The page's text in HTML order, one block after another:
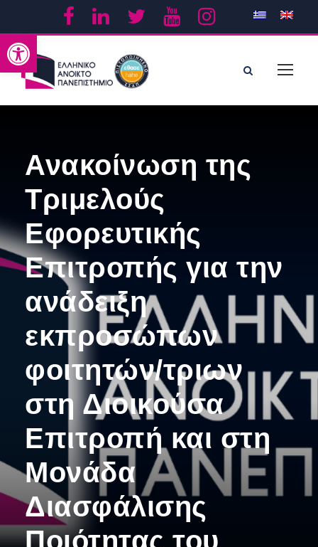
Ανοίξτε τη γραμμή εργαλείων
Ανακοίνωση της
Τριμελούς
Εφορευτικής
Επιτροπής για την
ανάδειξη
εκπροσώπων
φοιτητών/τριων
στη Διοικούσα
Επιτροπή και στη
Μονάδα
Διασφάλισης